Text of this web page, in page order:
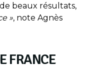
beaux résultats,
», note Agnès
FRANCE